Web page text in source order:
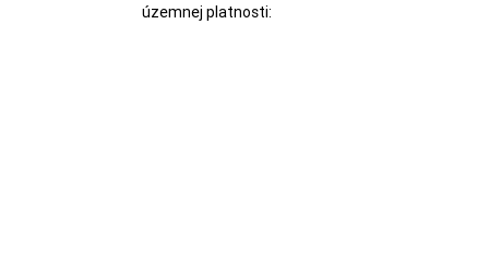
územnej platnosti: